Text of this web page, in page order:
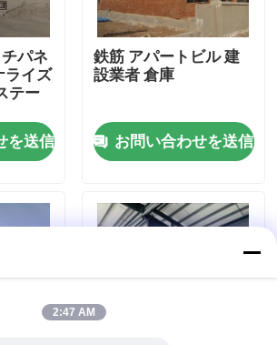
ください
パネ
ライズ
テー
を送信
鉄筋 アパートビル 建
設業者 倉庫
お問い合わせを送信
2:47 AM